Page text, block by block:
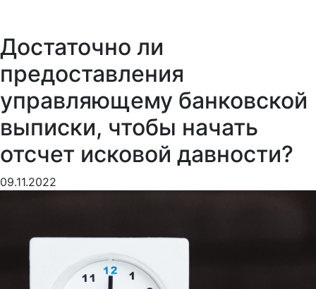
Достаточно ли
предоставления
управляющему банковской
выписки, чтобы начать
отсчет исковой давности?
09.11.2022